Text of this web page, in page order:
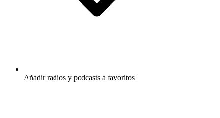
Añadir radios y podcasts a favoritos